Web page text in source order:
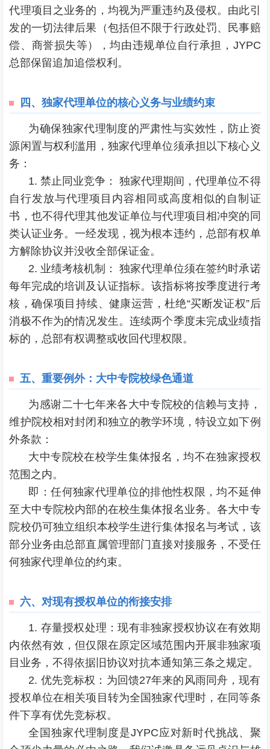
代理项目之业务的，均视为严重违约及侵权。由此引
发的一切法律后果（包括但不限于行政处罚、民事赔
偿、商誉损失等），均由违规单位自行承担，JYPC
总部保留追加追偿权利。
四、独家代理单位的核心义务与业绩约束
为确保独家代理制度的严肃性与实效性，防止资
源闲置与权利滥用，独家代理单位须承担以下核心义
务：
1. 禁止同业竞争： 独家代理期间，代理单位不得
自行发放与代理项目内容相同或高度相似的自制证
书，也不得代理其他发证单位与代理项目相冲突的同
类认证业务。一经发现，视为根本违约，总部有权单
方解除协议并没收全部保证金。
2. 业绩考核机制： 独家代理单位须在签约时承诺
每年完成的培训及认证指标。该指标将按季度进行考
核，确保项目持续、健康运营，杜绝“买断发证权”后
消极不作为的情况发生。连续两个季度未完成业绩指
标的，总部有权调整或收回代理权限。
五、重要例外：大中专院校绿色通道
为感谢二十七年来各大中专院校的信赖与支持，
维护院校相对封闭和独立的教学环境，特设立如下例
外条款：
大中专院校在校学生集体报名，均不在独家授权
范围之内。
即：任何独家代理单位的排他性权限，均不延伸
至大中专院校内部的在校生集体报名业务。各大中专
院校仍可独立组织本校学生进行集体报名与考试，该
部分业务由总部直属管理部门直接对接服务，不受任
何独家代理单位的约束。
六、对现有授权单位的衔接安排
1. 存量授权处理：现有非独家授权协议在有效期
内依然有效，但仅限在原定区域范围内开展非独家项
目业务，不得依据旧协议对抗本通知第三条之规定。
2. 优先竞标权：为回馈27年来的风雨同舟，现有
授权单位在相关项目转为全国独家代理时，在同等条
件下享有优先竞标权。
全国独家代理制度是JYPC应对新时代挑战、聚